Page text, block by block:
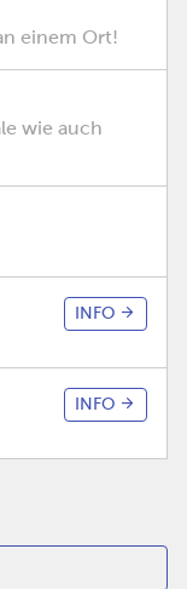
einem Ort!
wie auch
INFO
INFO